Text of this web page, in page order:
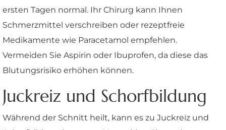
ersten Tagen normal. Ihr Chirurg kann Ihnen
Schmerzmittel verschreiben oder rezeptfreie
Medikamente wie Paracetamol empfehlen.
Vermeiden Sie Aspirin oder Ibuprofen, da diese das
Blutungsrisiko erhöhen können.
Juckreiz und Schorfbildung
Während der Schnitt heilt, kann es zu Juckreiz und